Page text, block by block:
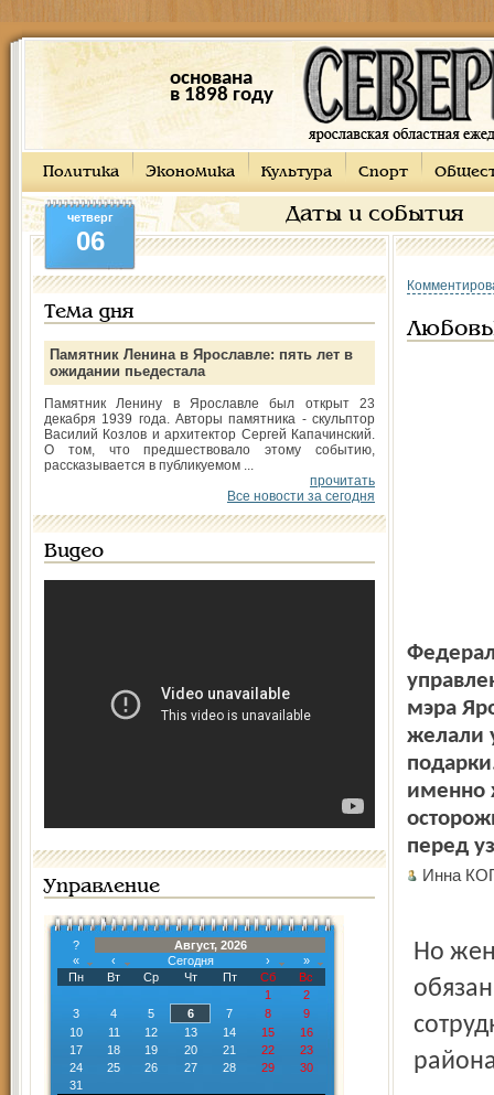
основана
в 1898 году
Политика Экономика Культура Спорт
Даты и события
четверг
06
Тема дня
Памятник Ленина в Ярославле: пять лет в
ожидании пьедестала
Памятник Ленину в Ярославле был открыт 23
декабря 1939 года. Авторы памятника - скульптор
Василий Козлов и архитектор Сергей Капачинский.
О том, что предшествовало этому событию,
рассказывается в публикуемом ...
прочитать
Все новости за сегодня
Видео
Управление
?
Август, 2026
«
‹ Сегодня ›
»
Пн
Вт Ср Чт Пт Сб
Вс
1
2
3
4 5 6 7 8
9
10
11 12 13 14 15
16
17
18 19 20 21 22
23
24
25 26 27 28 29
30
31
мэра
желали
именно
перед
Инна
Но